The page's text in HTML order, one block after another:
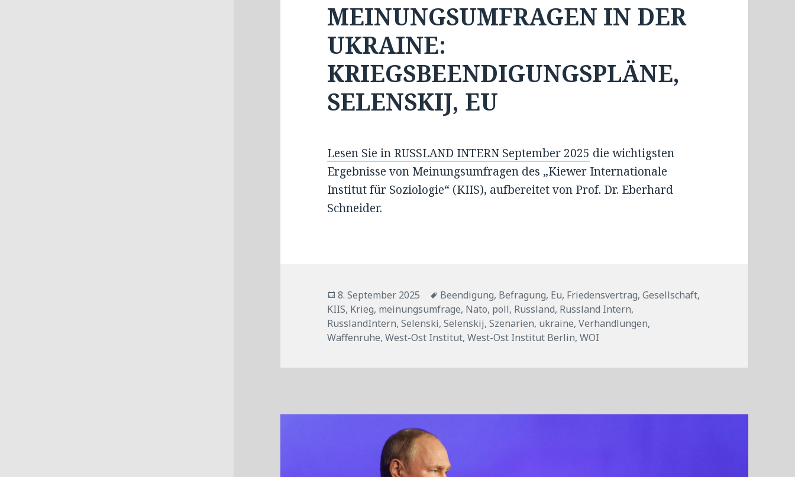
MEINUNGSUMFRAGEN IN DER
UKRAINE:
KRIEGSBEENDIGUNGSPLÄNE,
SELENSKIJ, EU
Lesen Sie in RUSSLAND INTERN September 2025 die wichtigsten
Ergebnisse von Meinungsumfragen des „Kiewer Internationale
Institut für Soziologie“ (KIIS), aufbereitet von Prof. Dr. Eberhard
Schneider.
Veröffentlicht
am
8. September 2025 Tags
Beendigung, Befragung, Eu, Friedensvertrag,Gesellschaft,
KIIS, Krieg, meinungsumfrage, Nato, poll, Russland, Russland Intern,
RusslandIntern,Selenski,Selenskij,Szenarien, ukraine,Verhandlungen,
Waffenruhe,West-Ost Institut,West-Ost Institut Berlin,WOI